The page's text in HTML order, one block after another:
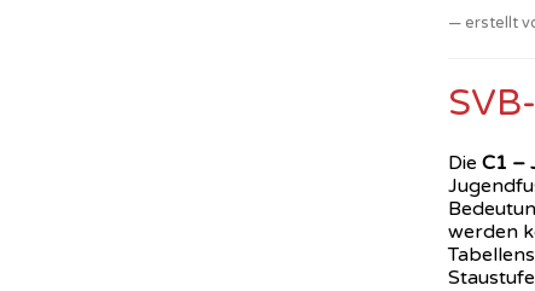
erstellt
Die C1 –
werden